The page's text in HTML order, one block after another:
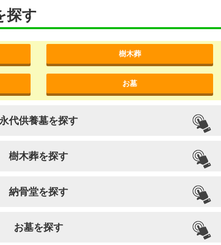
探す
樹木葬
お墓
代供養墓を探す
樹木葬を探す
納骨堂を探す
お墓を探す